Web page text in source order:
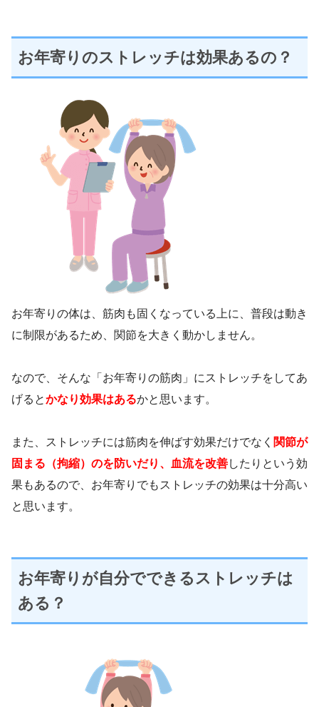
お年寄りのストレッチは効果あるの？
お年寄りの体は、筋肉も固くなっている上に、普段は動き
に制限があるため、関節を大きく動かしません。
なので、そんな「お年寄りの筋肉」にストレッチをしてあ
げるとかなり効果はあるかと思います。
また、ストレッチには筋肉を伸ばす効果だけでなく 関節が
固まる（拘縮）のを防いだり、血流を改善したりという効
果もあるので、お年寄りでもストレッチの効果は十分高い
と思います。
お年寄りが自分でできるストレッチは
ある？